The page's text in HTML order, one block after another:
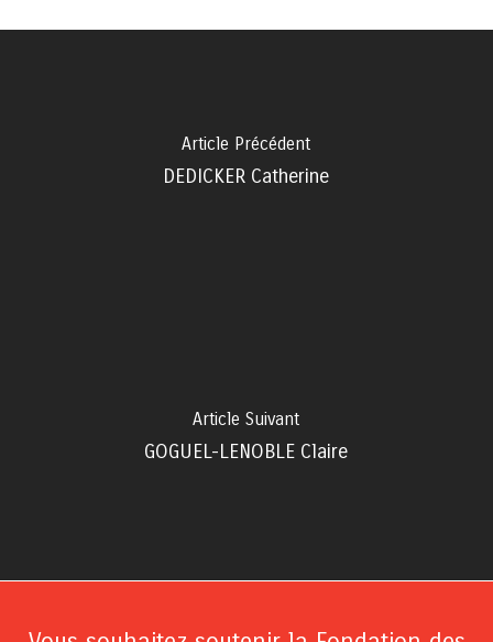
Article Précédent
DEDICKER Catherine
Article Suivant
GOGUEL-LENOBLE Claire